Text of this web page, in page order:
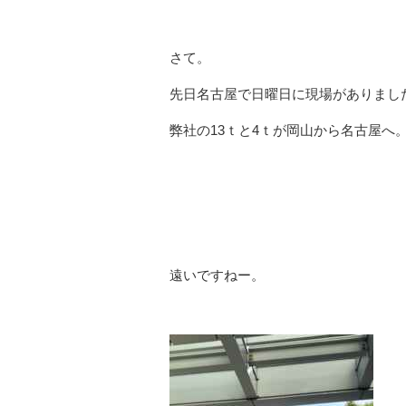
さて。
先日名古屋で日曜日に現場がありまし
弊社の13ｔと4ｔが岡山から名古屋へ
遠いですねー。